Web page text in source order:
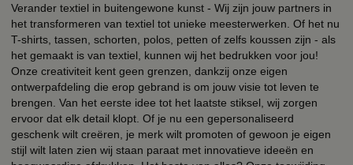
Verander textiel in buitengewone kunst - Wij zijn jouw partners in
het transformeren van textiel tot unieke meesterwerken. Of het nu
T-shirts, tassen, schorten, polos, petten of zelfs koussen zijn - als
het gemaakt is van textiel, kunnen wij het bedrukken voor jou!
Onze creativiteit kent geen grenzen, dankzij onze eigen
ontwerpafdeling die erop gebrand is om jouw visie tot leven te
brengen. Van het eerste idee tot het laatste stiksel, wij zorgen
ervoor dat elk detail klopt. Of je nu een gepersonaliseerd
geschenk wilt creëren, je merk wilt promoten of gewoon je eigen
stijl wilt laten zien wij staan paraat met innovatieve ideeën en